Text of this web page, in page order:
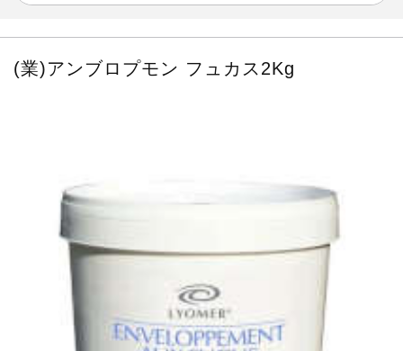
(業)アンブロプモン フュカス2Kg